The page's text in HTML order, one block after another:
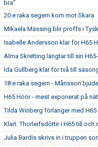
bra"
20:e raka segern kom mot Skara
Mikaela Mässing blir proffs i
Isabelle Andersson klar för H65
Alma Skretting längtar till sin
Ida Gullberg klar för två till
18:e raka segern - Månsson
H65 Höör - mest exponerat på
Tilda Winberg förlänger med H65
Klart: Thorleifsdóttir i H65 till och
Julia Bardis skrivs in i truppen